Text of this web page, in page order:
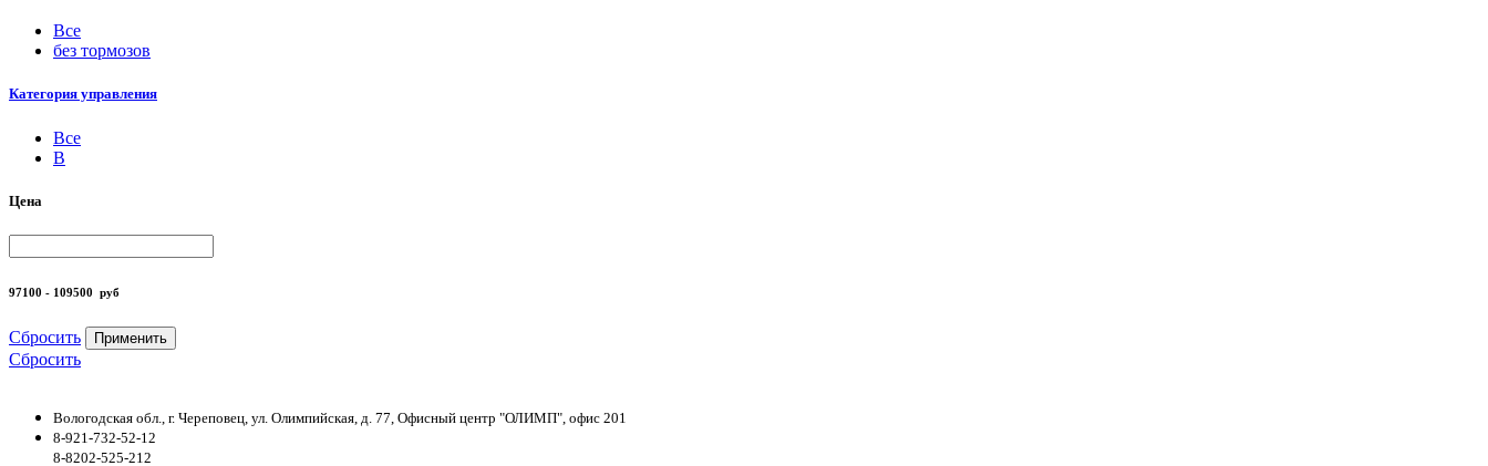
Все
без тормозов
Категория управления
Все
B
Цена
97100 - 109500 руб
Сбросить Применить
Сбросить
Вологодская обл., г. Череповец, ул. Олимпийская, д. 77, Офисный центр "ОЛИМП", офис 201
8-921-732-52-12
8-8202-525-212